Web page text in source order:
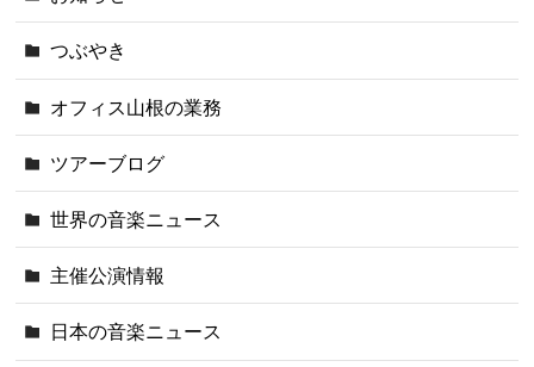
つぶやき
オフィス山根の業務
ツアーブログ
世界の音楽ニュース
主催公演情報
日本の音楽ニュース